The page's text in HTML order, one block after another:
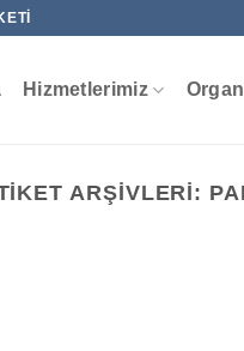
Hizmetlerimiz
ARŞIVLERI: